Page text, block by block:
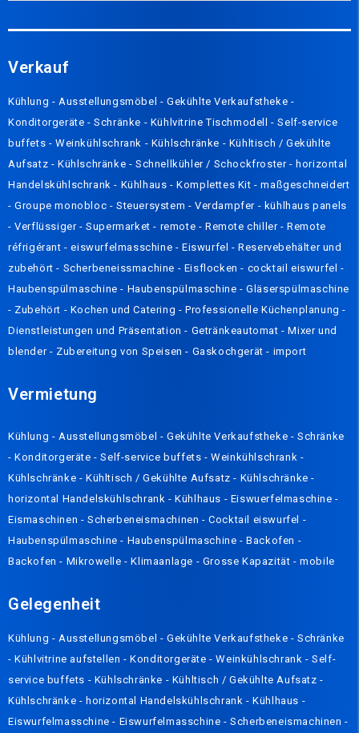
Verkauf
Kühlung -Ausstellungsmöbel -Gekühlte Verkaufstheke -
Konditorgeräte -Schränke - Kühlvitrine Tischmodell-Self-service
buffets -Weinkühlschrank - Kühlschränke - Kühltisch / Gekühlte
Aufsatz -Kühlschränke -Schnellkühler / Schockfroster- horizontal
Handelskühlschrank- Kühlhaus-Komplettes Kit-maßgeschneidert
-Groupe monobloc -Steuersystem -Verdampfer - kühlhaus panels
-Verflüssiger-Supermarket - remote -Remote chiller-Remote
réfrigérant-eiswurfelmasschine -Eiswurfel-Reservebehälter und
zubehört- Scherbeneissmachine - Eisflocken- cocktail eiswurfel-
Haubenspülmaschine- Haubenspülmaschine-Gläserspülmaschine
- Zubehört - Kochen und Catering -Professionelle Küchenplanung-
Dienstleistungen und Präsentation- Getränkeautomat-Mixer und
blender - Zubereitung von Speisen- Gaskochgerät- import
Vermietung
Kühlung -Ausstellungsmöbel -Gekühlte Verkaufstheke -Schränke
-Konditorgeräte-Self-service buffets-Weinkühlschrank -
Kühlschränke -Kühltisch / Gekühlte Aufsatz- Kühlschränke-
horizontal Handelskühlschrank-Kühlhaus - Eiswuerfelmaschine-
Eismaschinen -Scherbeneismachinen-Cocktail eiswurfel -
Haubenspülmaschine- Haubenspülmaschine-Backofen -
Backofen- Mikrowelle-Klimaanlage - Grosse Kapazität-mobile
Gelegenheit
Kühlung -Ausstellungsmöbel -Gekühlte Verkaufstheke -Schränke
-Kühlvitrine aufstellen-Konditorgeräte-Weinkühlschrank-Self-
service buffets - Kühlschränke - Kühltisch / Gekühlte Aufsatz-
Kühlschränke - horizontal Handelskühlschrank-Kühlhaus -
Eiswurfelmasschine- Eiswurfelmasschine-Scherbeneismachinen-